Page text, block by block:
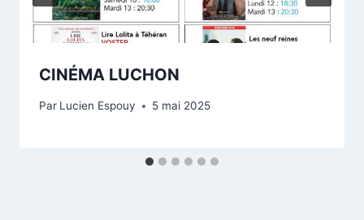
CINÉMA LUCHON
Par Lucien Espouy 5 mai 2025